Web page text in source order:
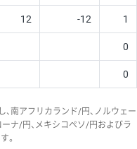
12 -12 1
0
0
南アフリカランド/円、ノルウェー
ナ/円、メキシコペソ/円およびラ
。